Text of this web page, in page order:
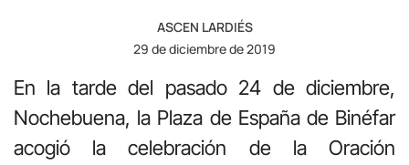
ASCEN LARDIÉS
29 de diciembre de 2019
En la tarde del pasado 24 de diciembre,
Nochebuena, la Plaza de España de Binéfar
acogió la celebración de la Oración